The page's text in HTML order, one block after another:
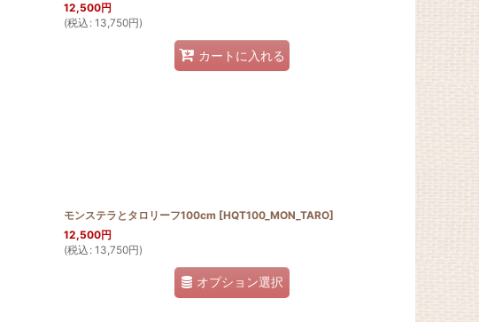
12,500円
(税込 : 13,750円)
カートに入れる
モンステラとタロリーフ100cm [HQT100_MON_TARO]
12,500円
(税込 : 13,750円)
オプション選択